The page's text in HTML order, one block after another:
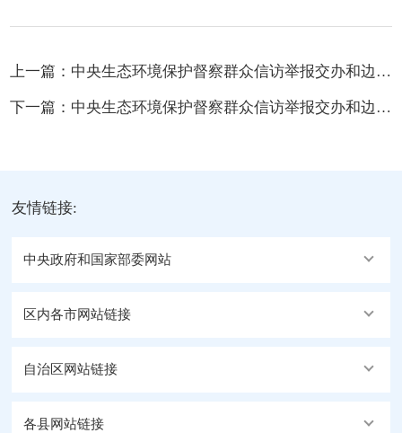
上一篇： 中央生态环境保护督察群众信访举报交办和边督边改公开情况（第十五批）
下一篇： 中央生态环境保护督察群众信访举报交办和边督边改公开情况（第十四批）
友情链接:
中央政府和国家部委网站
区内各市网站链接
自治区网站链接
各县网站链接